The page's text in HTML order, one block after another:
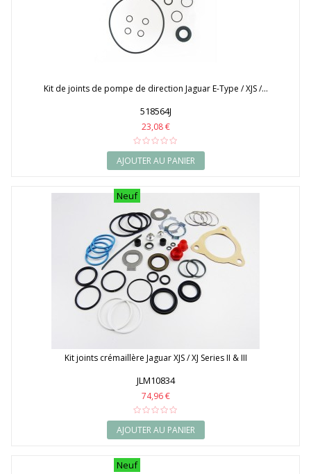
Kit de joints de pompe de direction Jaguar E-Type / XJS /...
518564J
23,08 €
AJOUTER AU PANIER
Neuf
Kit joints crémaillère Jaguar XJS / XJ Series II & III
JLM10834
74,96 €
AJOUTER AU PANIER
Neuf